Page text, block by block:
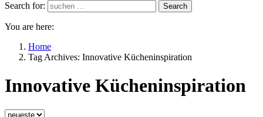
Search for:
Search
You are here:
Home
Tag Archives: Innovative Kücheninspiration
Innovative Kücheninspiration